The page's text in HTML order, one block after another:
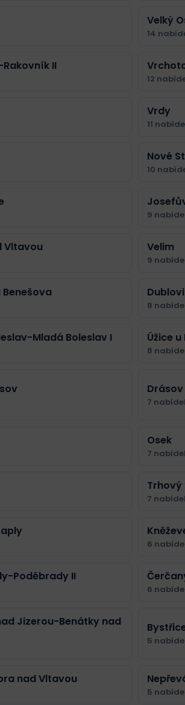
Velký
14
II
12
Vrdy
11
Nové
10
9
Vltavou Velim
9
8
Mladá Boleslav I Úžice
8
Drásov
7
Osek
7
Trhový
7
6
Poděbrady II
6
Jizerou-Benátky nad
5
nad Vltavou
5